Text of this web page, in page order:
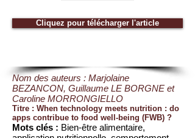
Cliquez pour télécharger l'article
Nom des auteurs : Marjolaine
BEZANCON, Guillaume LE BORGNE et
Caroline MORRONGIELLO
Titre : When technology meets nutrition : do
apps contribue to food well-being (FWB) ?
Mots clés : Bien-être alimentaire,